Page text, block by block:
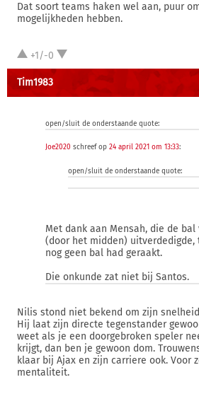
Dat soort teams haken wel aan, puur
mogelijkheden hebben.
+1/-0
Tim1983
open/sluit de onderstaande quote:
Joe2020 schreef op 24 april 2021 om 13:33:
open/sluit de onderstaande quote:
Met dank aan Mensah, die de
(door het midden) uitverdedigde,
nog geen bal had geraakt.
Die onkunde zat niet bij Santos.
Nilis stond niet bekend om zijn
Hij laat zijn directe tegenstander
weet als je een doorgebroken speler
krijgt, dan ben je gewoon dom.
klaar bij Ajax en zijn carriere ook. Voor
mentaliteit.